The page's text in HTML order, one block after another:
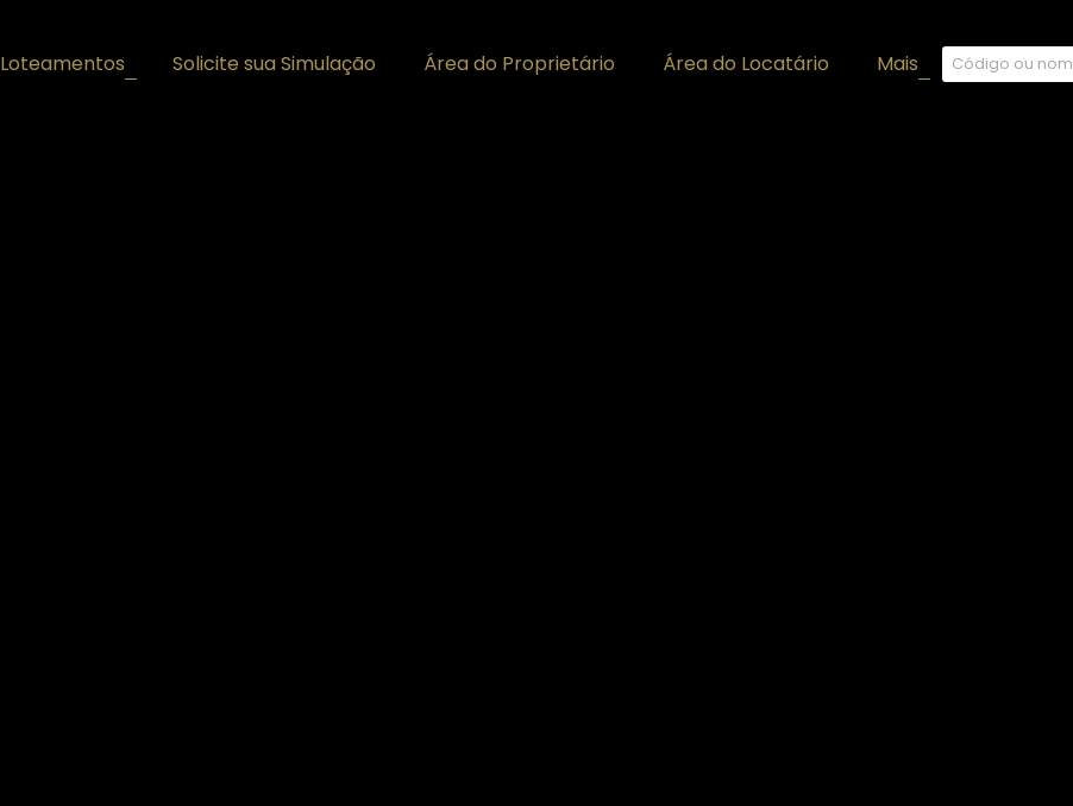
Mais
Área do Locatário
Área do Proprietário
Solicite sua Simulação
Loteamentos